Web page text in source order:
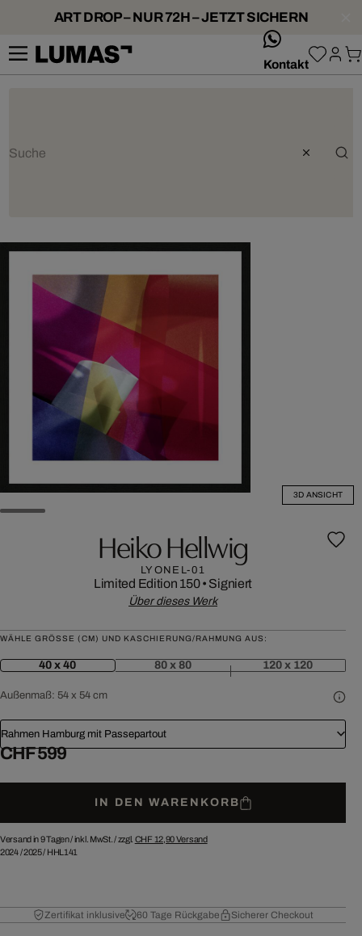
ART DROP – NUR 72H – JETZT SICHERN
Kontakt
3D ANSICHT
Heiko Hellwig
LYONEL-01
Limited Edition 150• Signiert
Über dieses Werk
WÄHLE GRÖSSE (CM) UND KASCHIERUNG/RAHMUNG AUS:
40 x 40 80 x 80 120 x 120
Außenmaß: 54 x 54 cm
Rahmen Hamburg mit Passepartout
CHF 599
IN DEN WARENKORB
Versand in 9 Tagen /inkl. MwSt. / zzgl. CHF 12,90Versand
2024/2025/ HHL141
Zertifikat inklusive 60 Tage Rückgabe Sicherer Checkout